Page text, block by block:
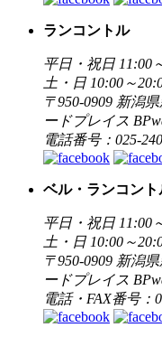
ランコントル
平日・祝日 11:00
土・日 10:00～
〒950-0909 新潟
ードプレイス
電話番号：025-
ベル・ランコント
平日・祝日 11:00
土・日 10:00～
〒950-0909 新潟
ードプレイス
電話・FAX番号：